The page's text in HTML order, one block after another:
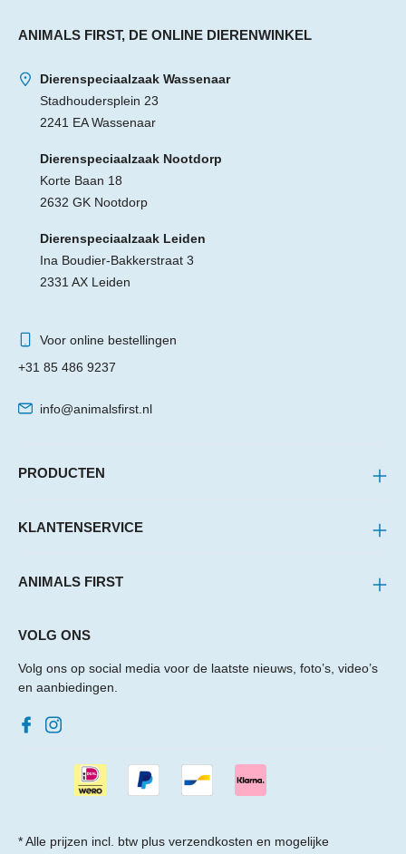
ANIMALS FIRST, DE ONLINE DIERENWINKEL
Dierenspeciaalzaak Wassenaar
Stadhoudersplein 23
2241 EA Wassenaar
Dierenspeciaalzaak Nootdorp
Korte Baan 18
2632 GK Nootdorp
Dierenspeciaalzaak Leiden
Ina Boudier-Bakkerstraat 3
2331 AX Leiden
Voor online bestellingen
+31 85 486 9237
info@animalsfirst.nl
PRODUCTEN
KLANTENSERVICE
ANIMALS FIRST
VOLG ONS
Volg ons op social media voor de laatste nieuws, foto’s, video’s
en aanbiedingen.
* Alle prijzen incl. btw plus verzendkosten en mogelijke